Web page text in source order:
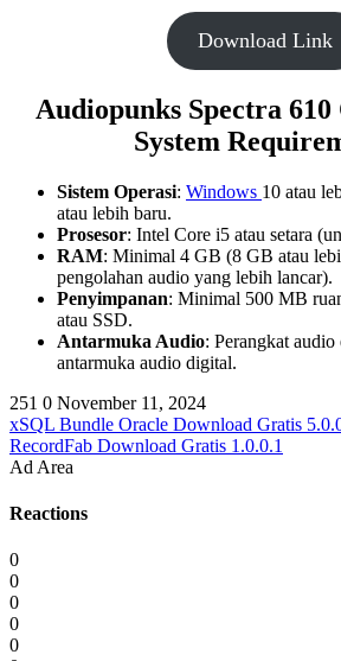
Download Link
Audiopunks Spectra
System
Sistem Operasi: Windows 10 atau
atau lebih baru.
Prosesor: Intel Core i5 atau setara
RAM: Minimal 4 GB (8 GB atau
pengolahan audio yang lebih lancar).
Penyimpanan: Minimal 500 MB
atau SSD.
Antarmuka Audio: Perangkat audio
antarmuka audio digital.
251 0 November 11, 2024
xSQL Bundle Oracle Download Gratis
RecordFab Download Gratis 1.0.0.1
Ad Area
Reactions
0
0
0
0
0